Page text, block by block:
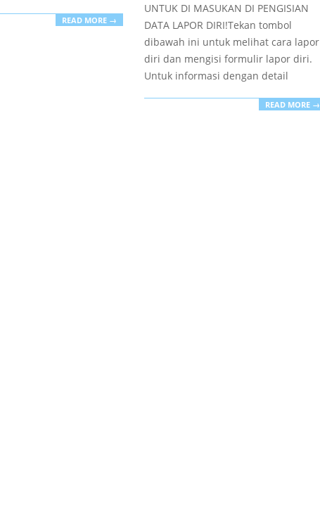
READ MORE →
UNTUK DI MASUKAN DI PENGISIAN
DATA LAPOR DIRI!Tekan tombol
dibawah ini untuk melihat cara lapor
diri dan mengisi formulir lapor diri.
Untuk informasi dengan detail
READ MORE →